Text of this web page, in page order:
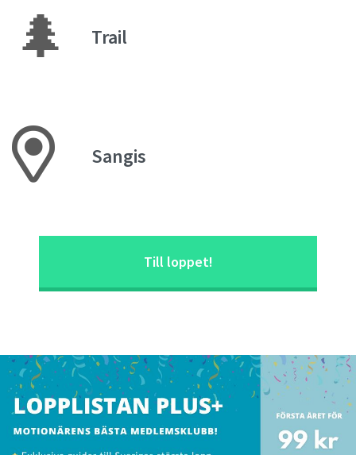
🌲 Trail
Sangis
Till loppet!